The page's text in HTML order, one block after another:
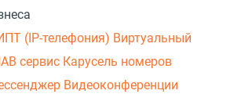
(IP-телефония) Виртуальный
сервис Карусель номеров
Видеоконференции